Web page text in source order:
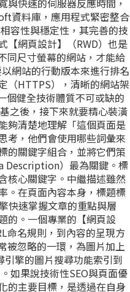
快速的伺服器反應時間，
資料庫，應用程式緊密整合
容性與穩定性，其完善的技
【網頁設計】（RWD）也是
同尺寸螢幕的網站，才能給
網站的行動版本來進行排名
（HTTPS），清晰的網站架
健全技術體質不可或缺的
之後，接下來就要精心裝潢
夠清楚地理解「這個頁面是
考，他們會使用哪些詞彙來
的關鍵字組合，並將它們策
Description）最為關鍵。標
核心關鍵字。中繼描述雖然
。在頁面內容本身，標題標
快速掌握文章的重點與層
的。一個專業的【網頁設
命名規則，到內容的呈現方
被忽略的一環，為圖片加上
擎的圖片搜尋功能索引到
如果說技術性SEO與頁面優
的主要目標，是透過在自身